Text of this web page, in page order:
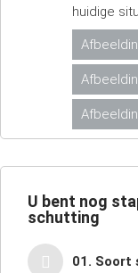
huidige
U bent nog
schutting
01. Soort